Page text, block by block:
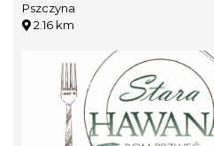
Pszczyna
2.16 km